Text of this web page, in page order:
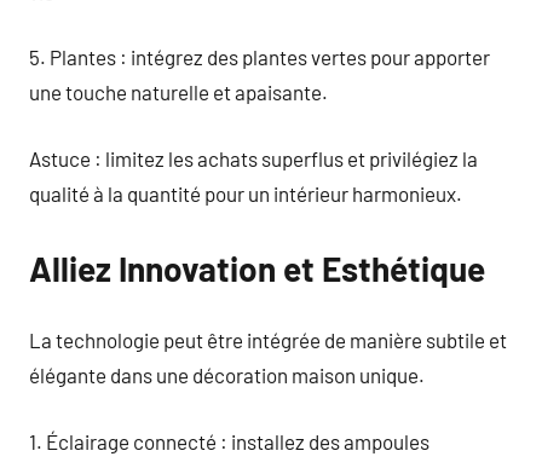
5. Plantes : intégrez des plantes vertes pour apporter
une touche naturelle et apaisante.
Astuce : limitez les achats superflus et privilégiez la
qualité à la quantité pour un intérieur harmonieux.
Alliez Innovation et Esthétique
La technologie peut être intégrée de manière subtile et
élégante dans une décoration maison unique.
1. Éclairage connecté : installez des ampoules